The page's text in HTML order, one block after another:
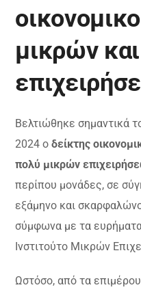
μικρών
Βελτιώθηκε σημαντικά
2024 οδείκτης
πολύ μικρών
περίπου μονάδες, σε
εξάμηνο και
σύμφωνα με τα
Ινστιτούτο Μικρών
Ωστόσο, από τα